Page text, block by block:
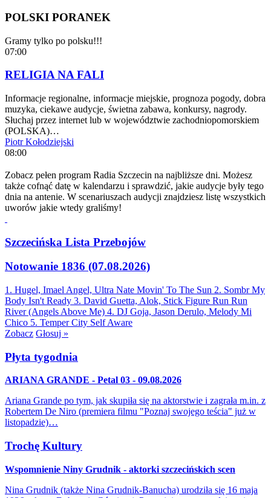
POLSKI PORANEK
Gramy tylko po polsku!!!
07:00
RELIGIA NA FALI
Informacje regionalne, informacje miejskie, prognoza pogody, dobra
muzyka, ciekawe audycje, świetna zabawa, konkursy, nagrody.
Słuchaj przez internet lub w województwie zachodniopomorskiem
(POLSKA)…
Piotr Kołodziejski
08:00
Zobacz pełen program Radia Szczecin na najbliższe dni. Możesz
także cofnąć datę w kalendarzu i sprawdzić, jakie audycje były tego
dnia na antenie. W scenariuszach audycji znajdziesz listę wszystkich
uworów jakie wtedy graliśmy!
Szczecińska Lista Przebojów
Notowanie 1836 (07.08.2026)
1. Hugel, Imael Angel, Ultra Nate Movin' To The Sun 2. Sombr My
Body Isn't Ready 3. David Guetta, Alok, Stick Figure Run Run
River (Angels Above Me) 4. DJ Goja, Jason Derulo, Melody Mi
Chico 5. Temper City Self Aware
Zobacz Głosuj »
Płyta tygodnia
ARIANA GRANDE - Petal 03 - 09.08.2026
Ariana Grande po tym, jak skupiła się na aktorstwie i zagrała m.in. z
Robertem De Niro (premiera filmu "Poznaj swojego teścia" już w
listopadzie)…
Trochę Kultury
Wspomnienie Niny Grudnik - aktorki szczecińskich scen
Nina Grudnik (także Nina Grudnik-Banucha) urodziła się 16 maja